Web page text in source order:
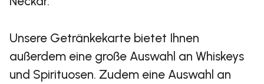
Unsere Getränkekarte bietet Ihnen
außerdem eine große Auswahl an Whiskeys
und Spirituosen. Zudem eine Auswahl an